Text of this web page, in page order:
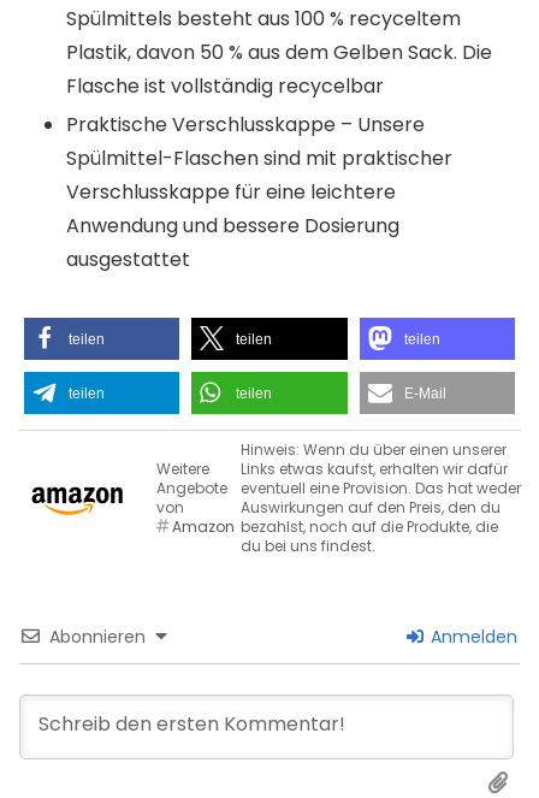
Spülmittels besteht aus 100 % recyceltem
Plastik, davon 50 % aus dem Gelben Sack. Die
Flasche ist vollständig recycelbar
Praktische Verschlusskappe – Unsere
Spülmittel-Flaschen sind mit praktischer
Verschlusskappe für eine leichtere
Anwendung und bessere Dosierung
ausgestattet
teilen teilen teilen
teilen teilen E-Mail
Weitere
Angebote
von
Amazon
Hinweis: Wenn du über einen unserer
Links etwas kaufst, erhalten wir dafür
eventuell eine Provision. Das hat weder
Auswirkungen auf den Preis, den du
bezahlst, noch auf die Produkte, die
du bei uns findest.
Abonnieren Anmelden